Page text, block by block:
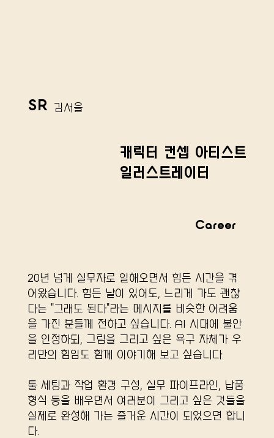
SR 김서을
20년 넘게 실무자로 일해오면서 힘든 시간을 겪
어왔습니다. 힘든 날이 있어도, 느리게 가도 괜찮
다는 "그래도 된다"라는 메시지를 비슷한 어려움
을 가진 분들께 전하고 싶습니다. AI 시대에 불안
을 인정하되, 그림을 그리고 싶은 욕구 자체가 우
리만의 힘임도 함께 이야기해 보고 싶습니다.
툴 세팅과 작업 환경 구성, 실무 파이프라인, 납품
형식 등을 배우면서 여러분이 그리고 싶은 것들을
실제로 완성해 가는 즐거운 시간이 되었으면 합니
다.
캐릭터 컨셉 아티스트
일러스트레이터
Career